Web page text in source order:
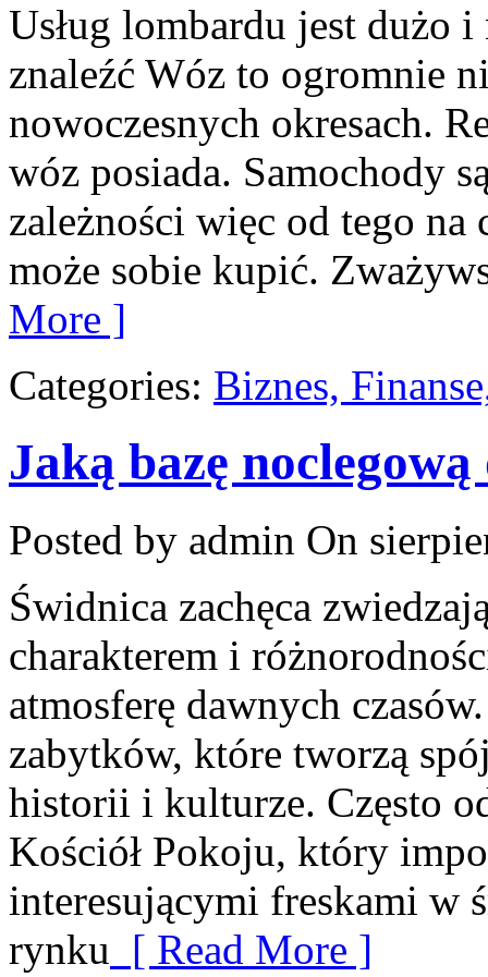
Usług lombardu jest dużo
znaleźć Wóz to ogromnie
nowoczesnych okresach.
wóz posiada. Samochody
zależności więc od tego na
może sobie kupić.
More ]
Categories: Biznes,
Jaką bazę
Posted by admin On
Świdnica zachęca
charakterem i
atmosferę dawnych
zabytków, które tworzą
historii i kulturze. Często
Kościół Pokoju, który
interesującymi freskami w
rynku [ Read More ]